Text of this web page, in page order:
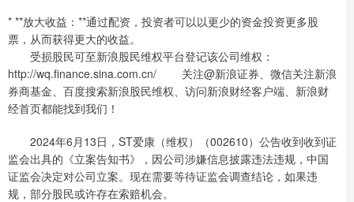
* **放大收益：**通过配资，投资者可以以更少的资金投资更多股
票，从而获得更大的收益。
受损股民可至新浪股民维权平台登记该公司维权：
http://wq.finance.sina.com.cn/ 关注@新浪证券、微信关注新浪
券商基金、百度搜索新浪股民维权、访问新浪财经客户端、新浪财
经首页都能找到我们！
2024年6月13日，ST爱康（维权）（002610）公告收到收到证
监会出具的《立案告知书》，因公司涉嫌信息披露违法违规，中国
证监会决定对公司立案。现在需要等待证监会调查结论，如果违
规，部分股民或许存在索赔机会。